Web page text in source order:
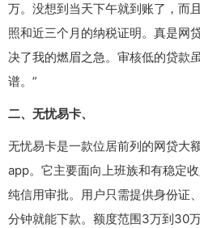
万。没想到当天下午就到账了，而
照和近三个月的纳税证明。真是网
决了我的燃眉之急。审核低的贷款
谱。”
二、无忧易卡、
无忧易卡是一款位居前列的网贷大
app。它主要面向上班族和有稳定
纯信用审批。用户只需提供身份证
分钟就能下款。额度范围3万到30